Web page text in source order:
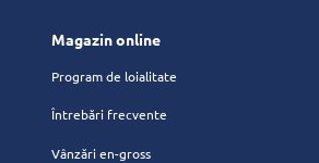
Magazin online
Program de loialitate
Întrebări frecvente
Vânzări en-gross